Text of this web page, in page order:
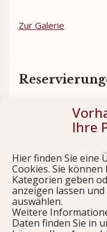
Ihre
Hier finden Sie eine
Cookies. Sie
Kategorien geben
anzeigen lassen
auswählen.
Weitere
Daten finden Sie in
Zur Galerie
Sichern Sie sich
Jetzt reservieren
Links